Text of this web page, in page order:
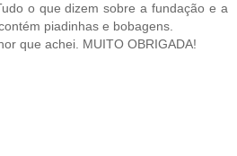
o que dizem sobre a fundação e a
piadinhas e bobagens.
que achei. MUITO OBRIGADA!